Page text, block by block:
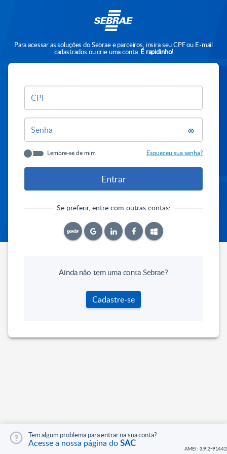
Para acessar as soluções do Sebrae e parceiros, insira seu CPF ou E-mail
cadastrados ou crie uma conta. É rapidinho!
CPF
Senha
Lembre-se de mim Esqueceu sua senha?
Se preferir, entre com outras contas:
Tem algum problema para entrar na sua conta?
Acesse a nossa página doSAC
Ainda não tem uma conta Sebrae?
Cadastre-se
AMEI: 3.9.2-91442